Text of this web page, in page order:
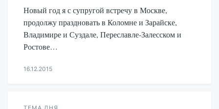
Новый год я с супругой встречу в Москве,
продолжу праздновать в Коломне и Зарайске,
Владимире и Суздале, Переславле-Залесском и
Ростове…
16.12.2015